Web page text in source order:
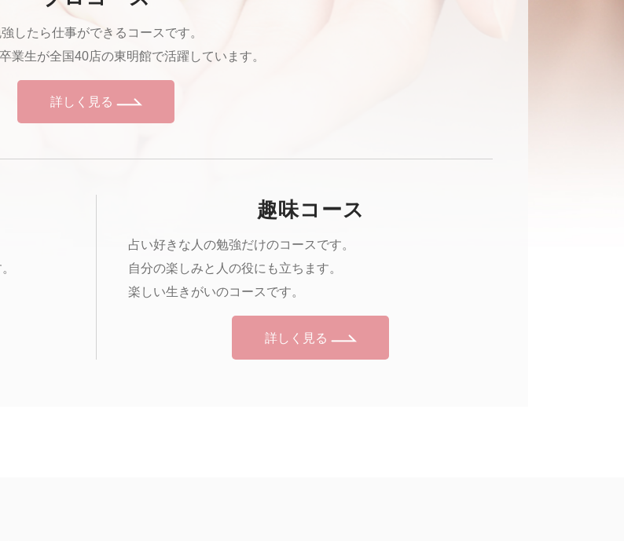
したら仕事ができるコースです。
業生が全国40店の東明館で活躍しています。
詳しく見る
趣味コース
占い好きな人の勉強だけのコースです。
自分の楽しみと人の役にも立ちます。
楽しい生きがいのコースです。
詳しく見る